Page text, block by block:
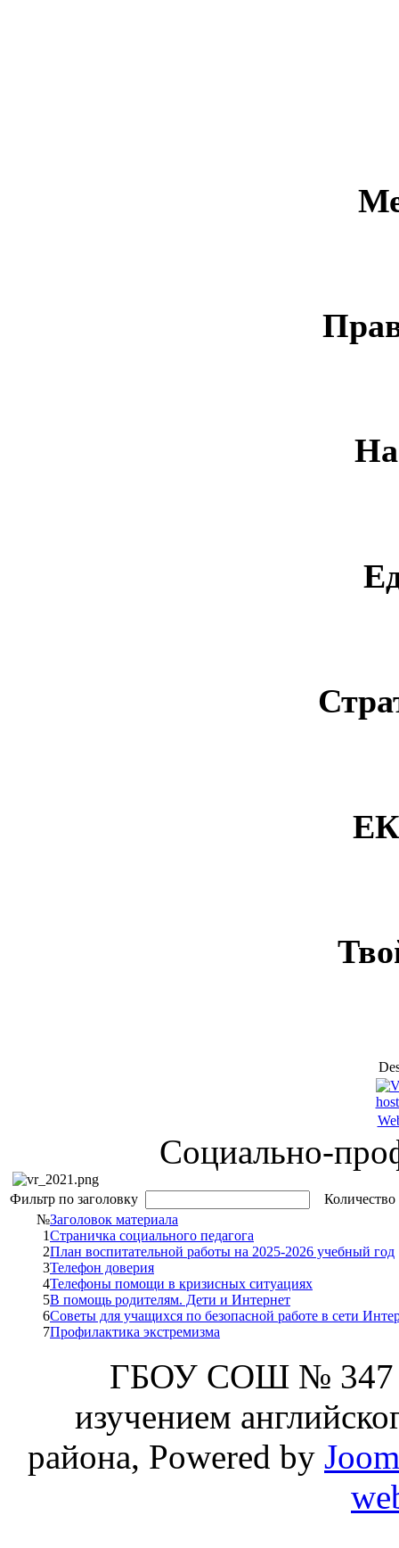
Социально-
Фильтр по заголовку
№Заголовок материала
1Страничка социального педагога
2План воспитательной работы на 2025-2026 учебный год
3Телефон доверия
4Телефоны помощи в кризисных ситуациях
5В помощь родителям. Дети и Интернет
6Советы для учащихся по безопасной работе в сети
7Профилактика экстремизма
ГБОУ СОШ № 347
изучением
района, Powered by